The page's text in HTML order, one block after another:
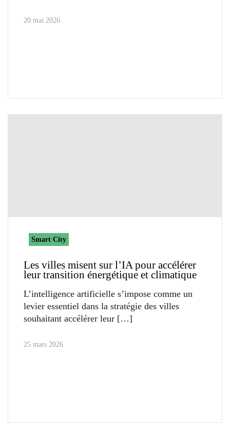
20 mai 2026
Smart City
Les villes misent sur l’IA pour accélérer
leur transition énergétique et climatique
L’intelligence artificielle s’impose comme un
levier essentiel dans la stratégie des villes
souhaitant accélérer leur
25 mars 2026